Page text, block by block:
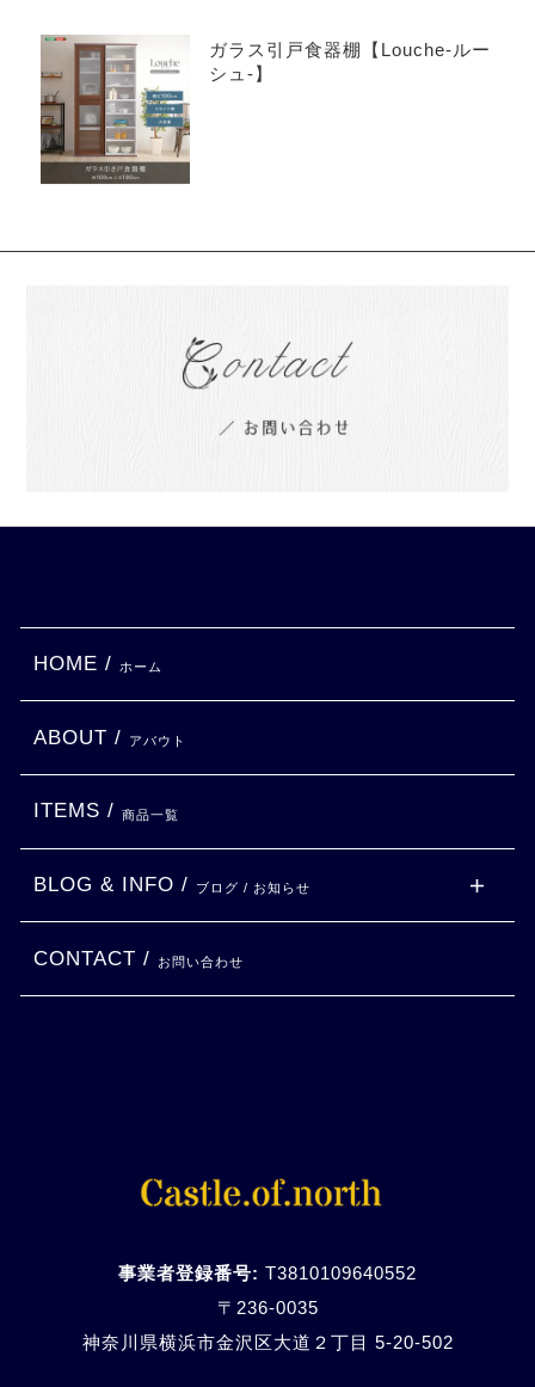
ガラス引戸食器棚【Louche-ルー
シュ-】
事業者登録番号: T3810109640552
〒236-0035
神奈川県横浜市金沢区大道２丁目 5-20-502
HOME / ホーム
ABOUT / アバウト
ITEMS / 商品一覧
BLOG & INFO / ブログ / お知らせ
CONTACT / お問い合わせ